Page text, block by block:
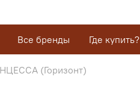
Все бренды Где купить?
(Горизонт)